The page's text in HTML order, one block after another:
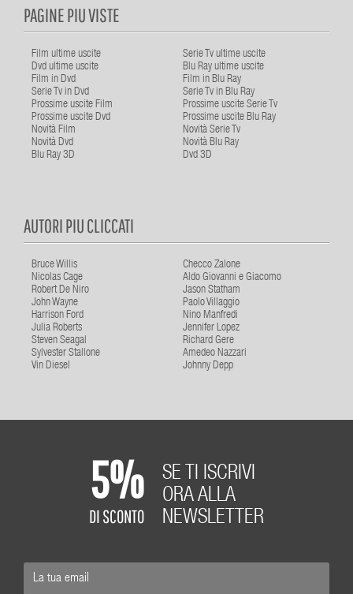
PAGINE PIU VISTE
Film ultime uscite
Serie Tv ultime uscite
Dvd ultime uscite
Blu Ray ultime uscite
Film in Dvd
Film in Blu Ray
Serie Tv in Dvd
Serie Tv in Blu Ray
Prossime uscite Film
Prossime uscite Serie Tv
Prossime uscite Dvd
Prossime uscite Blu Ray
Novità Film
Novità Serie Tv
Novità Dvd
Novità Blu Ray
Blu Ray 3D
Dvd 3D
AUTORI PIU CLICCATI
Bruce Willis
Checco Zalone
Nicolas Cage
Aldo Giovanni e Giacomo
Robert De Niro
Jason Statham
John Wayne
Paolo Villaggio
Harrison Ford
Nino Manfredi
Julia Roberts
Jennifer Lopez
Steven Seagal
Richard Gere
Sylvester Stallone
Amedeo Nazzari
Vin Diesel
Johnny Depp
5%
DI SCONTO
SE TI ISCRIVI
ORA ALLA
NEWSLETTER